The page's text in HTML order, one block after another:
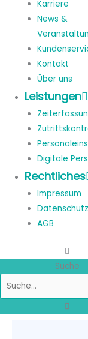
Karriere
News &
Kontakt
Über uns
Leistungen
Digitale
Rechtliches
Impressum
Datenschutz
AGB
Suche